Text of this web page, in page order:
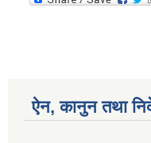
ऐन, कानुन तथा